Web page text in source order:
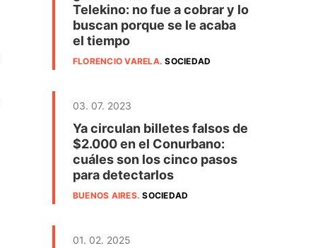
Telekino: no fue a cobrar y lo
buscan porque se le acaba
el tiempo
FLORENCIO VARELA.SOCIEDAD
03. 07. 2023
Ya circulan billetes falsos de
$2.000 en el Conurbano:
cuáles son los cinco pasos
para detectarlos
BUENOS AIRES.SOCIEDAD
01. 02. 2025